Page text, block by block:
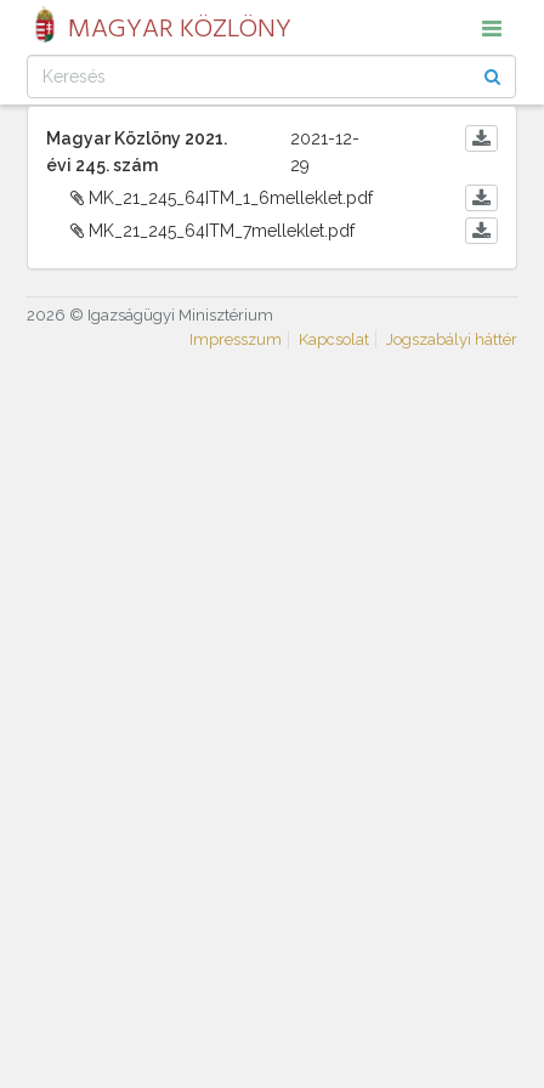
MAGYAR KÖZLÖNY
Magyar Közlöny 2021.
évi 245. szám
2021-12-
29
MK_21_245_64ITM_1_6melleklet.pdf
MK_21_245_64ITM_7melleklet.pdf
2026 © Igazságügyi Minisztérium
Impresszum
Kapcsolat Jogszabályi háttér